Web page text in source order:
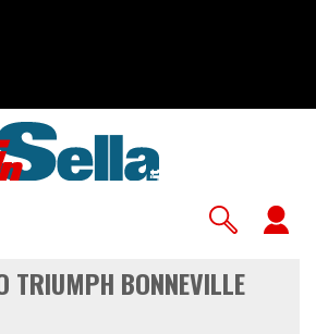
TRIUMPH BONNEVILLE